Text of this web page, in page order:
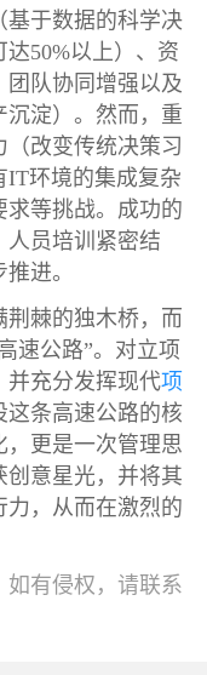
基于数据的科学决
50%以上）、资
队协同增强以及
沉淀）。然而，重
改变传统决策习
IT环境的集成复杂
求等挑战。成功的
人员培训紧密结
进。
棘的独木桥，而
速公路”。对立项
并充分发挥现代项
这条高速公路的核
，更是一次管理思
意星光，并将其
力，从而在激烈的
如有侵权，请联系